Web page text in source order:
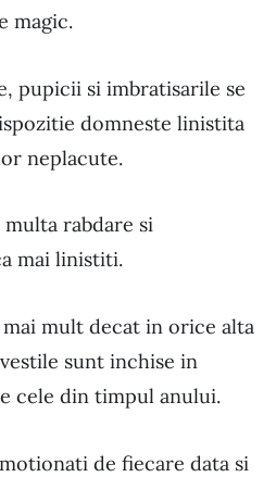
magic.
pupicii si imbratisarile se
domneste linistita
neplacute.
rabdare si
mai linistiti.
mult decat in orice alta
sunt inchise in
cele din timpul anului.
de fiecare data si